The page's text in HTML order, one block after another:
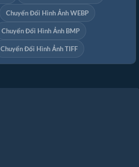
Chuyển Đổi Hình Ảnh WEBP
Chuyển Đổi Hình Ảnh BMP
Chuyển Đổi Hình Ảnh TIFF